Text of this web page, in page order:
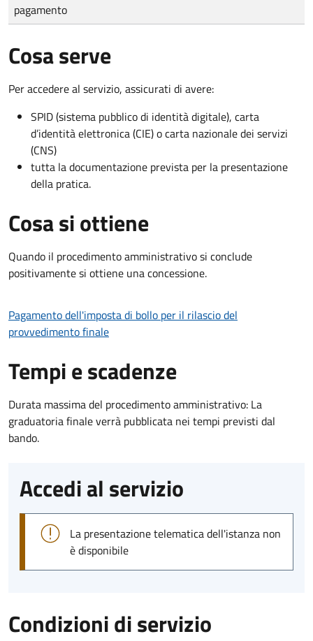
pagamento
Cosa serve
Per accedere al servizio, assicurati di avere:
SPID (sistema pubblico di identità digitale), carta
d’identità elettronica (CIE) o carta nazionale dei servizi
(CNS)
tutta la documentazione prevista per la presentazione
della pratica.
Cosa si ottiene
Quando il procedimento amministrativo si conclude
positivamente si ottiene una concessione.
Pagamento dell'imposta di bollo per il rilascio del
provvedimento finale
Tempi e scadenze
Durata massima del procedimento amministrativo: La
graduatoria finale verrà pubblicata nei tempi previsti dal
bando.
Accedi al servizio
La presentazione telematica dell'istanza non
è disponibile
Condizioni di servizio